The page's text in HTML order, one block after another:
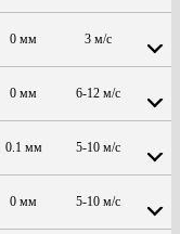
0 мм 3 м/с
0 мм 6-12 м/с
0.1 мм 5-10 м/с
0 мм 5-10 м/с